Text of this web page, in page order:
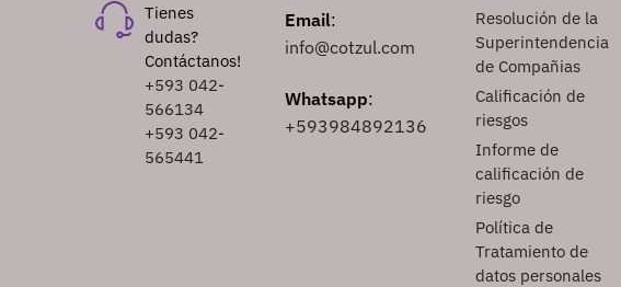
Tienes
dudas?
Contáctanos!
+593 042-
566134
+593 042-
565441
Email:
info@cotzul.com
Whatsapp:
+593984892136
Resolución de la
Superintendencia
de Compañias
Calificación de
riesgos
Informe de
calificación de
riesgo
Política de
Tratamiento de
datos personales